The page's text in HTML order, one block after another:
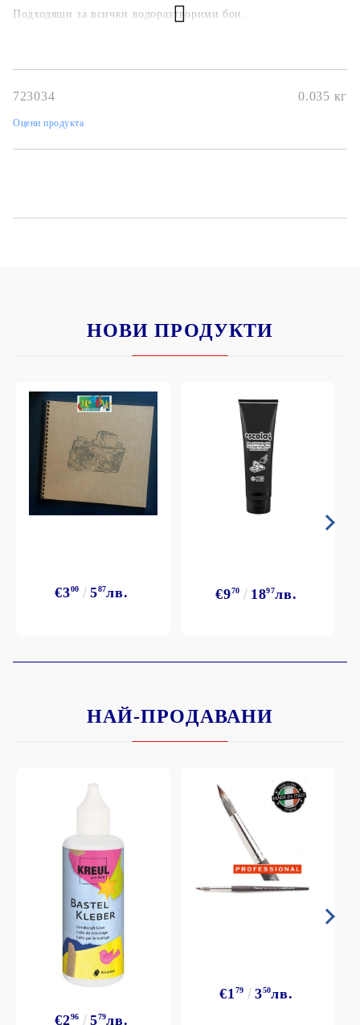
Подходящи за всички водоразтворими бои.
723034 0.035 кг
Оцени продукта
НОВИ ПРОДУКТИ
€300 587лв. €970 1897лв.
НАЙ-ПРОДАВАНИ
€296 579лв.
€1 79 350лв.